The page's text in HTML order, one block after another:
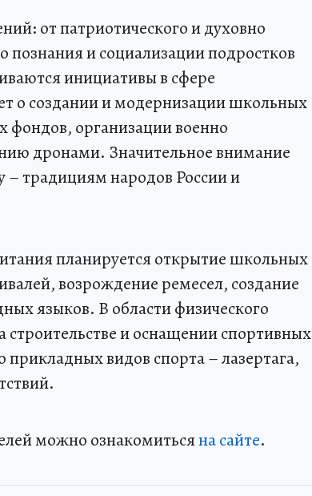
от патриотического и духовно
познания и социализации подростков
инициативы в сфере
о создании и модернизации школьных
фондов, организации военно
дронами. Значительное внимание
– традициям народов России и
планируется открытие школьных
возрождение ремесел, создание
языков. В области физического
строительстве и оснащении спортивных
видов спорта – лазертага,
можно ознакомитьсяна сайте.